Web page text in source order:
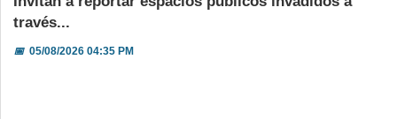
través...
📅05/08/2026 04:35 PM